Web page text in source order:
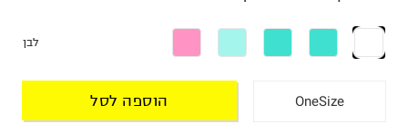
לבן
OneSize הוספה לסל